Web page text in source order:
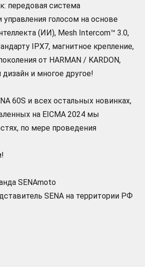
передовая система
голосом на основе
(ИИ), Mesh Intercom™ 3.0,
IPX7, магнитное крепление,
от HARMAN / KARDON,
и многое другое!
60S и всех остальных новинках,
на EICMA 2024 мы
по мере проведения
SENAmoto
SENA на территории РФ